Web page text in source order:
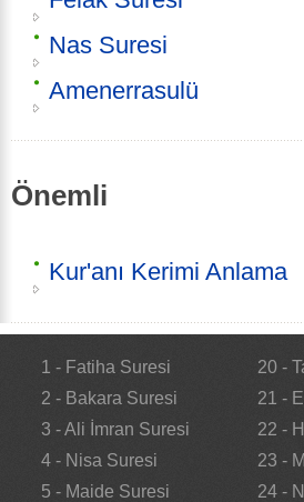
Nas Suresi
Amenerrasulü
Önemli
Kur'anı Kerimi Anlama
1 - Fatiha Suresi
2 - Bakara Suresi
3 - Ali İmran Suresi
4 - Nisa Suresi
5 - Maide Suresi
20 -
21 -
22 -
23 -
24 -